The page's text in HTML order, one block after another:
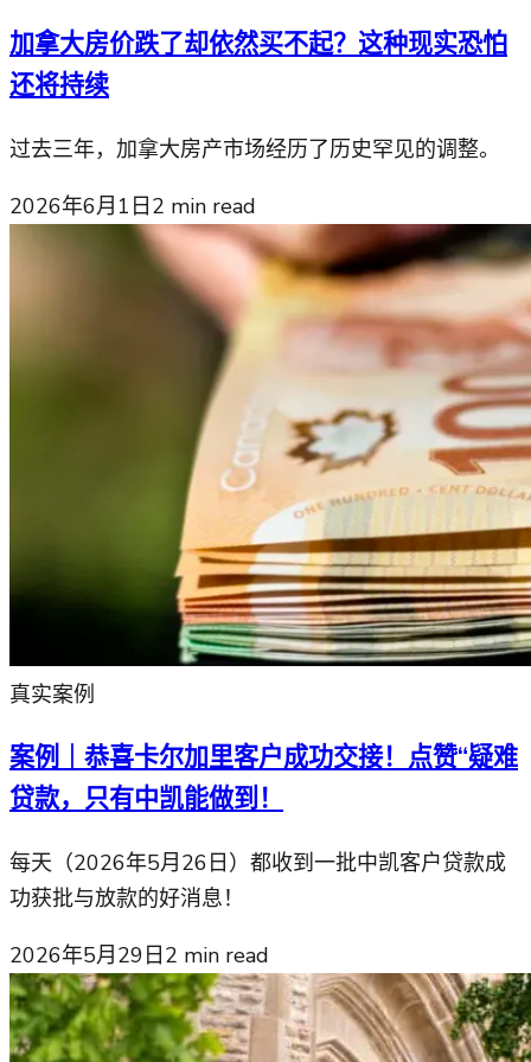
加拿大房价跌了却依然买不起？这种现实恐怕
还将持续
过去三年，加拿大房产市场经历了历史罕见的调整。
2026年6月1日2 min read
真实案例
案例｜恭喜卡尔加里客户成功交接！点赞“疑难
贷款，只有中凯能做到！
每天（2026年5月26日）都收到一批中凯客户贷款成
功获批与放款的好消息！
2026年5月29日2 min read